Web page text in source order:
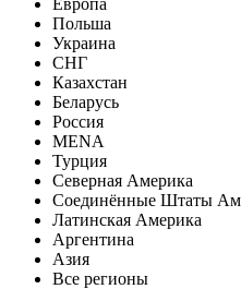
Европа
Польша
Украина
СНГ
Казахстан
Беларусь
Россия
MENA
Турция
Северная Америка
Соединённые Штаты
Латинская Америка
Аргентина
Азия
Все регионы